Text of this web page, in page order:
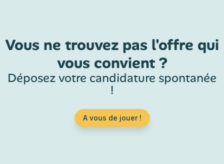
Vous ne trouvez pas l'offre qui
vous convient ?
Déposez votre candidature spontanée
!
A vous de jouer !